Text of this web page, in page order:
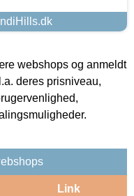
webshops og anmeldt
deres prisniveau,
Link